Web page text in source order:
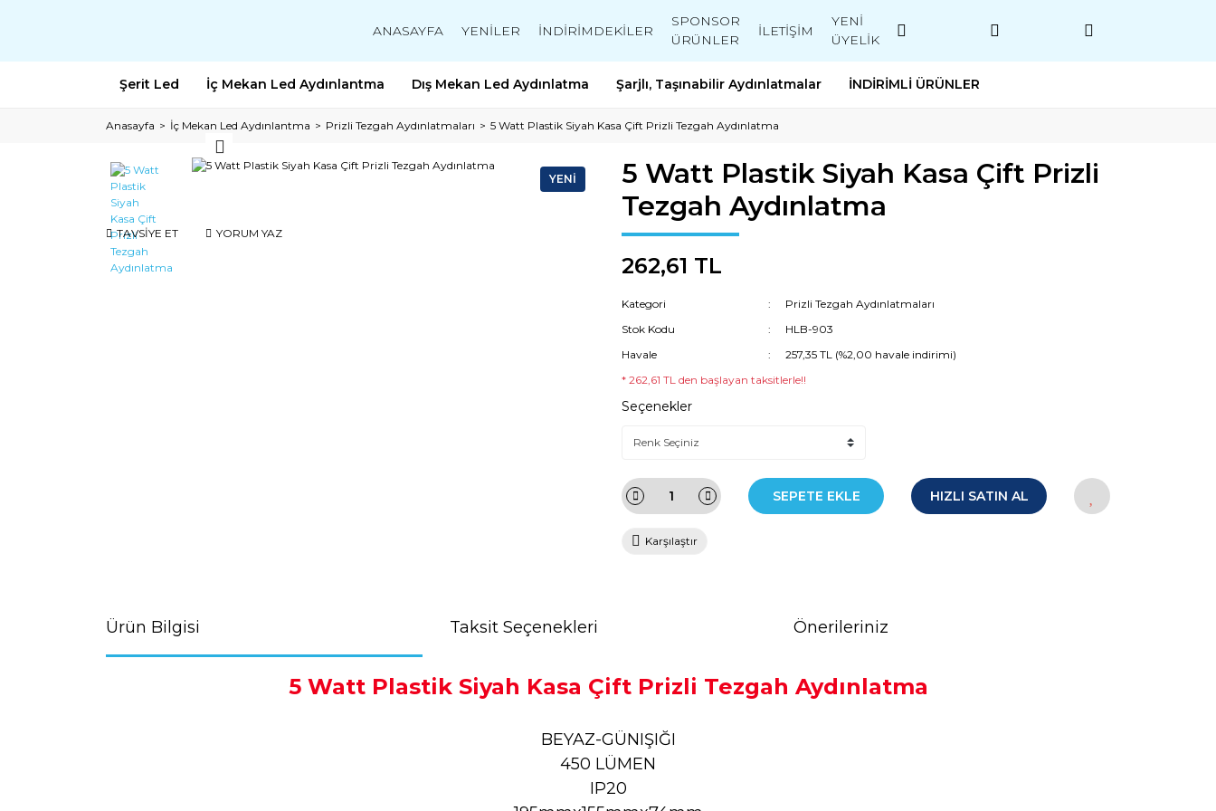
ANASAYFA YENİLER İNDİRİMDEKİLER
SPONSOR
ÜRÜNLER
İLETİŞİM
YENİ
ÜYELİK
Şerit Led İç Mekan Led Aydınlantma Dış Mekan Led Aydınlatma Şarjlı, Taşınabilir Aydınlatmalar İNDİRİMLİ ÜRÜNLER
Anasayfa İç Mekan Led Aydınlantma Prizli Tezgah Aydınlatmaları 5 Watt Plastik Siyah Kasa Çift Prizli Tezgah Aydınlatma
YENİ
TAVSİYE ET YORUM YAZ
5 Watt Plastik Siyah Kasa Çift Prizli
Tezgah Aydınlatma
262,61 TL
Kategori
Prizli Tezgah Aydınlatmaları
Stok Kodu
HLB-903
Havale
257,35 TL (%2,00 havale indirimi)
* 262,61 TL den başlayan taksitlerle!!
Seçenekler
SEPETE EKLE HIZLI SATIN AL
Karşılaştır
Ürün Bilgisi Taksit Seçenekleri Önerileriniz
5 Watt Plastik Siyah Kasa Çift Prizli Tezgah Aydınlatma
BEYAZ-GÜNIŞIĞI
450 LÜMEN
IP20